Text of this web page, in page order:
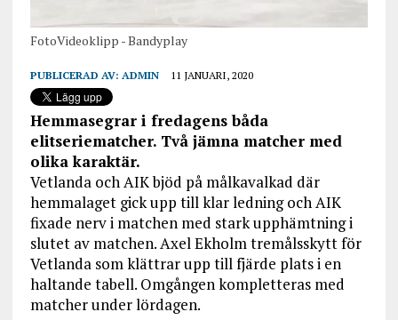
FotoVideoklipp - Bandyplay
PUBLICERAD AV: ADMIN 11 JANUARI, 2020
Hemmasegrar i fredagens båda
elitseriematcher. Två jämna matcher med
olika karaktär.
Vetlanda och AIK bjöd på målkavalkad där
hemmalaget gick upp till klar ledning och AIK
fixade nerv i matchen med stark upphämtning i
slutet av matchen. Axel Ekholm tremålsskytt för
Vetlanda som klättrar upp till fjärde plats i en
haltande tabell. Omgången kompletteras med
matcher under lördagen.